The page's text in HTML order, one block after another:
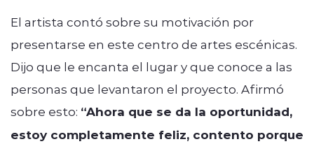
El artista contó sobre su motivación por
presentarse en este centro de artes escénicas.
Dijo que le encanta el lugar y que conoce a las
personas que levantaron el proyecto. Afirmó
sobre esto: “Ahora que se da la oportunidad,
estoy completamente feliz, contento porque